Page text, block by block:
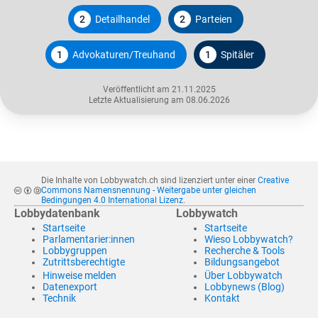
2 Detailhandel 2 Parteien
1 Advokaturen/Treuhand 1 Spitäler
Veröffentlicht am 21.11.2025
Letzte Aktualisierung am 08.06.2026
Die Inhalte von Lobbywatch.ch sind lizenziert unter einer Creative
Commons Namensnennung - Weitergabe unter gleichen
Bedingungen 4.0 International Lizenz.
Lobbydatenbank
Startseite
Parlamentarier:innen
Lobbygruppen
Zutrittsberechtigte
Hinweise melden
Datenexport
Technik
Lobbywatch
Startseite
Wieso Lobbywatch?
Recherche & Tools
Bildungsangebot
Über Lobbywatch
Lobbynews (Blog)
Kontakt